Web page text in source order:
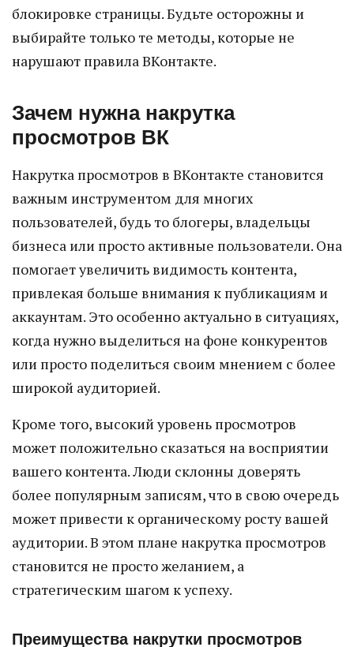
блокировке страницы. Будьте осторожны и
выбирайте только те методы, которые не
нарушают правила ВКонтакте.
Зачем нужна накрутка
просмотров ВК
Накрутка просмотров в ВКонтакте становится
важным инструментом для многих
пользователей, будь то блогеры, владельцы
бизнеса или просто активные пользователи. Она
помогает увеличить видимость контента,
привлекая больше внимания к публикациям и
аккаунтам. Это особенно актуально в ситуациях,
когда нужно выделиться на фоне конкурентов
или просто поделиться своим мнением с более
широкой аудиторией.
Кроме того, высокий уровень просмотров
может положительно сказаться на восприятии
вашего контента. Люди склонны доверять
более популярным записям, что в свою очередь
может привести к органическому росту вашей
аудитории. В этом плане накрутка просмотров
становится не просто желанием, а
стратегическим шагом к успеху.
Преимущества накрутки просмотров